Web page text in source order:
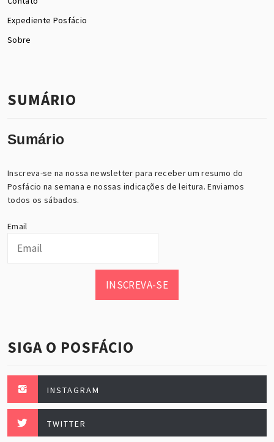
Expediente Posfácio
Sobre
SUMÁRIO
Sumário
Inscreva-se na nossa newsletter para receber um resumo do
Posfácio na semana e nossas indicações de leitura. Enviamos
todos os sábados.
Email
INSCREVA-SE
SIGA O POSFÁCIO
INSTAGRAM
TWITTER